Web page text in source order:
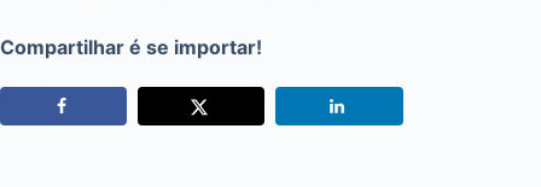
Compartilhar é se importar!